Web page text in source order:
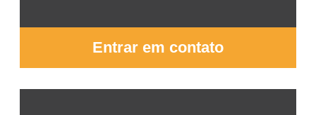
Entrar em contato